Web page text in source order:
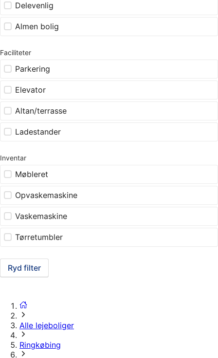
Delevenlig
Almen bolig
Faciliteter
Parkering
Elevator
Altan/terrasse
Ladestander
Inventar
Møbleret
Opvaskemaskine
Vaskemaskine
Tørretumbler
Ryd filter
Alle lejeboliger
Ringkøbing